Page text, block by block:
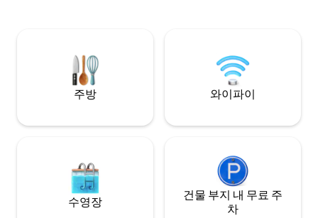
다. 저희 책을 꼼꼼히 읽고, 전망을 즐기고,
하이킹과 귀여운 마을을 즐기세요. 공간이
더 필요하신가요? 제 사촌의 통나무집을 이
용해 보세요: 'Wonders Never Cease'
열기구 체험, 래프
주방 와이파이
수영장
건물 부지 내 무료 주
차